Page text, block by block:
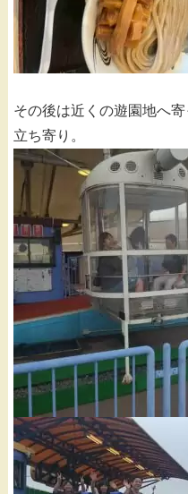
その後は近くの遊園地へ
立ち寄り。